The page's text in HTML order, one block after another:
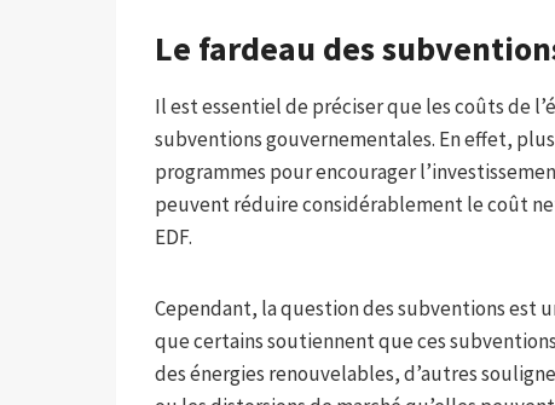
Le fardeau des
Il est essentiel de préciser que les coûts de
subventions gouvernementales. En effet,
programmes pour encourager
peuvent réduire considérablement le coût
EDF.
Cependant, la question des subventions est
que certains soutiennent que ces
des énergies renouvelables, d’autres